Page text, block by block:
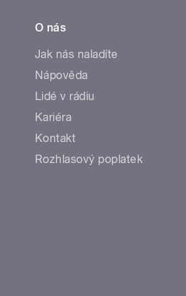
O nás
Jak nás naladíte
Nápověda
Lidé v rádiu
Kariéra
Kontakt
Rozhlasový poplatek